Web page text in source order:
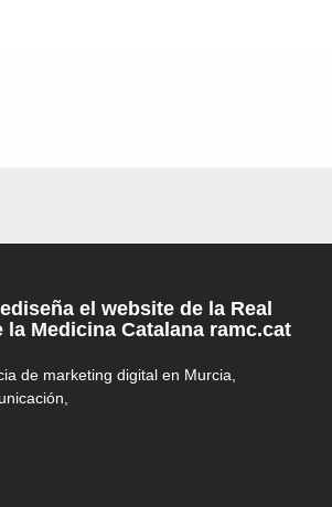
el website de la Real
la Medicina Catalana ramc.cat
de marketing digital en Murcia,